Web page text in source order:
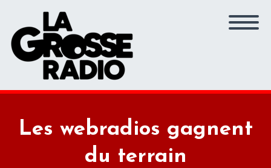
Les webradios gagnent
du terrain